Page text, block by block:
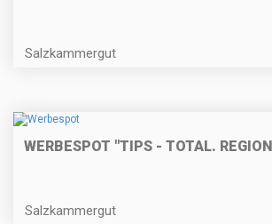
Salzkammergut
WERBESPOT "TIPS - TOTAL.
Salzkammergut